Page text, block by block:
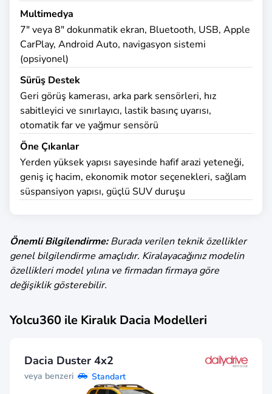
Multimedya
7" veya 8" dokunmatik ekran, Bluetooth, USB, Apple
CarPlay, Android Auto, navigasyon sistemi
(opsiyonel)
Sürüş Destek
Geri görüş kamerası, arka park sensörleri, hız
sabitleyici ve sınırlayıcı, lastik basınç uyarısı,
otomatik far ve yağmur sensörü
Öne Çıkanlar
Yerden yüksek yapısı sayesinde hafif arazi yeteneği,
geniş iç hacim, ekonomik motor seçenekleri, sağlam
süspansiyon yapısı, güçlü SUV duruşu
Önemli Bilgilendirme:Burada verilen teknik özellikler
genel bilgilendirme amaçlıdır. Kiralayacağınız modelin
özellikleri model yılına ve firmadan firmaya göre
değişiklik gösterebilir.
Yolcu360 ile Kiralık Dacia Modelleri
Dacia Duster 4x2
veya benzeri Standart